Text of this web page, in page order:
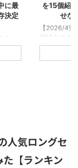
悔さ
て…今
以上
僕が書
大それ
！みん
が今ま
50以
ンドか
でオ
最高のリ
最強の
【2026/4
この記事
ュックマ
選考条件
人気ロングセ
【ランキン